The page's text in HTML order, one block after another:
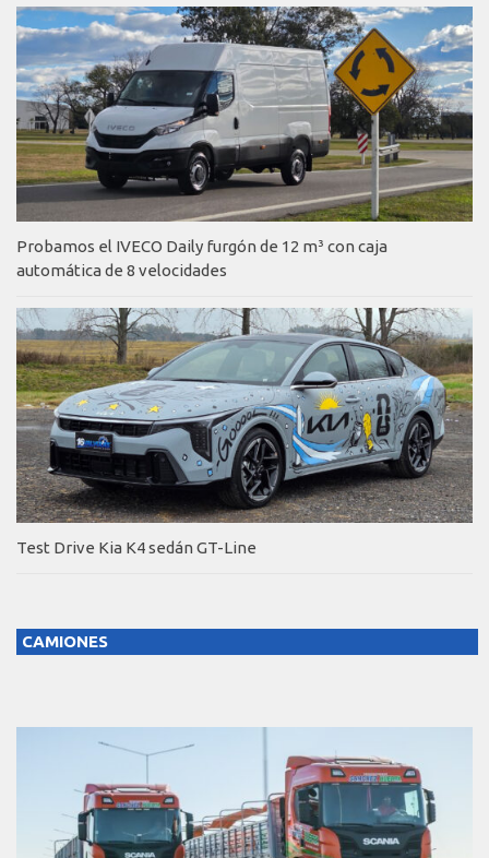
Probamos el IVECO Daily furgón de 12 m³ con caja
automática de 8 velocidades
Test Drive Kia K4 sedán GT-Line
CAMIONES